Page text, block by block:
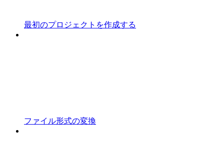
最初のプロジェクトを作成する
ファイル形式の変換